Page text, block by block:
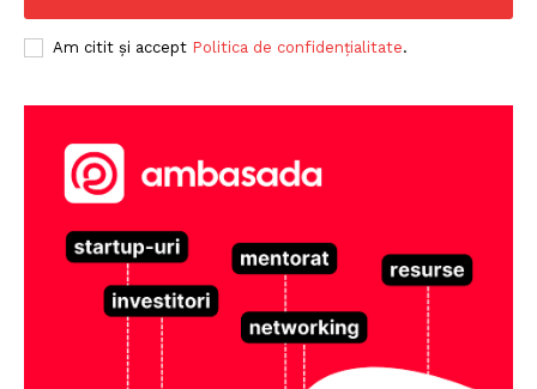
Am citit și accept Politica de confidențialitate.